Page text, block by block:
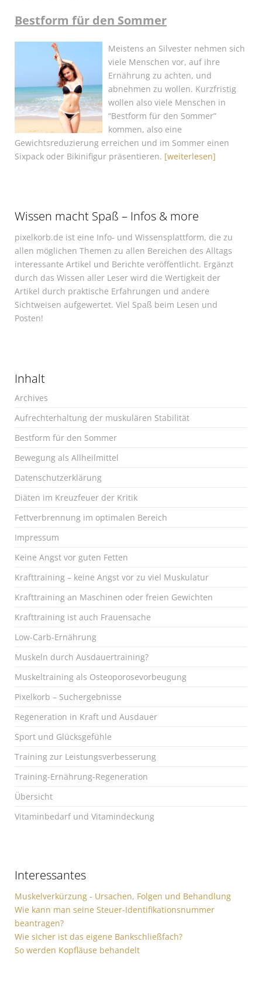
Bestform für den Sommer
Meistens an Silvester nehmen sich
viele Menschen vor, auf ihre
Ernährung zu achten, und
abnehmen zu wollen. Kurzfristig
wollen also viele Menschen in
“Bestform für den Sommer”
kommen, also eine
Gewichtsreduzierung erreichen und im Sommer einen
Sixpack oder Bikinifigur präsentieren. [weiterlesen]
Wissen macht Spaß – Infos & more
pixelkorb.de ist eine Info- und Wissensplattform, die zu
allen möglichen Themen zu allen Bereichen des Alltags
interessante Artikel und Berichte veröffentlicht. Ergänzt
durch das Wissen aller Leser wird die Wertigkeit der
Artikel durch praktische Erfahrungen und andere
Sichtweisen aufgewertet. Viel Spaß beim Lesen und
Posten!
Inhalt
Archives
Aufrechterhaltung der muskulären Stabilität
Bestform für den Sommer
Bewegung als Allheilmittel
Datenschutzerklärung
Diäten im Kreuzfeuer der Kritik
Fettverbrennung im optimalen Bereich
Impressum
Keine Angst vor guten Fetten
Krafttraining – keine Angst vor zu viel Muskulatur
Krafttraining an Maschinen oder freien Gewichten
Krafttraining ist auch Frauensache
Low-Carb-Ernährung
Muskeln durch Ausdauertraining?
Muskeltraining als Osteoporosevorbeugung
Pixelkorb – Suchergebnisse
Regeneration in Kraft und Ausdauer
Sport und Glücksgefühle
Training zur Leistungsverbesserung
Training-Ernährung-Regeneration
Übersicht
Vitaminbedarf und Vitamindeckung
Interessantes
Muskelverkürzung - Ursachen, Folgen und Behandlung
Wie kann man seine Steuer-Identifikationsnummer
beantragen?
Wie sicher ist das eigene Bankschließfach?
So werden Kopfläuse behandelt